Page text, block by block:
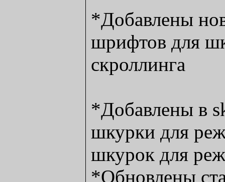
*Добавлены
шрифтов для
скроллинга
*Добавлены в
шкурки для
шкурок для
*Обновлены